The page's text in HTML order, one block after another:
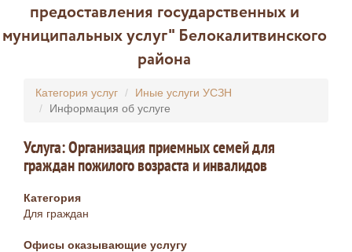
предоставления государственных и
муниципальных услуг" Белокалитвинского
района
Категория услуг
Иные услуги УСЗН
Информация об услуге
Услуга: Организация приемных семей для
граждан пожилого возраста и инвалидов
Категория
Для граждан
Офисы оказывающие услугу